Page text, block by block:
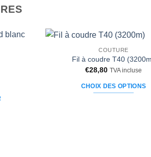
COUTURE
Fil à coudre T40
€28,80 TVA incluse
CHOIX DES OPTIONS